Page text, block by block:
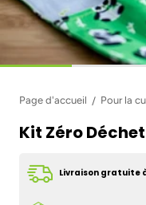
Page d'accueil Pour la
Kit Zéro
Livraison gratuite